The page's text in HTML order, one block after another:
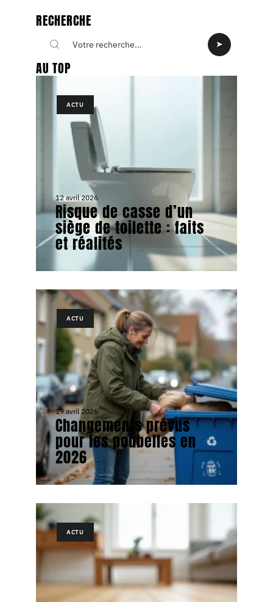
RECHERCHE
AU TOP
ACTU
12 avril 2026
Risque de casse d’un
siège de toilette : faits
et réalités
ACTU
19 avril 2026
Changements prévus
pour les poubelles en
2026
ACTU